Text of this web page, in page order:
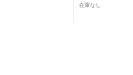
在庫なし